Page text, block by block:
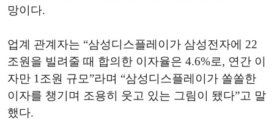
망이다.
업계 관계자는 “삼성디스플레이가 삼성전자에 22
조원을 빌려줄 때 합의한 이자율은 4.6%로, 연간 이
자만 1조원 규모”라며 “삼성디스플레이가 쏠쏠한
이자를 챙기며 조용히 웃고 있는 그림이 됐다”고 말
했다.